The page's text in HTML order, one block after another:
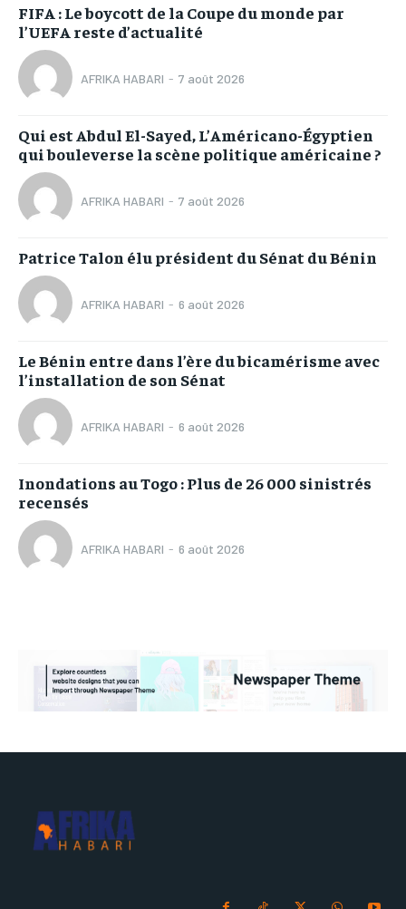
FIFA : Le boycott de la Coupe du monde par
l’UEFA reste d’actualité
AFRIKA HABARI - 7 août 2026
Qui est Abdul El-Sayed, L’Américano-Égyptien
qui bouleverse la scène politique américaine ?
AFRIKA HABARI - 7 août 2026
Patrice Talon élu président du Sénat du Bénin
AFRIKA HABARI - 6 août 2026
Le Bénin entre dans l’ère du bicamérisme avec
l’installation de son Sénat
AFRIKA HABARI - 6 août 2026
Inondations au Togo : Plus de 26 000 sinistrés
recensés
AFRIKA HABARI - 6 août 2026